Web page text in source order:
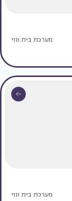
מערכת בית ונוי
מערכת בית ונוי